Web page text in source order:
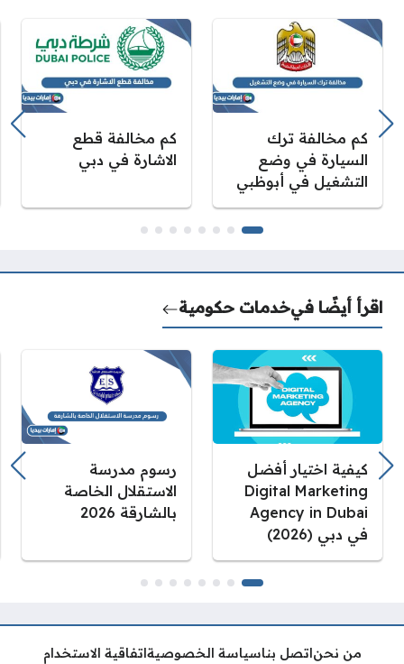
كم مخالفة ترك
السيارة في وضع
التشغيل في أبوظبي
كم مخالفة قطع
الاشارة في دبي
اقرأ أيضًا فيخدمات حكومية
كيفية اختيار أفضل
Digital Marketing
Agency in Dubai
في دبي (2026)
رسوم مدرسة
الاستقلال الخاصة
بالشارقة 2026
من نحن اتصل بناسياسة الخصوصية اتفاقية الاستخدام